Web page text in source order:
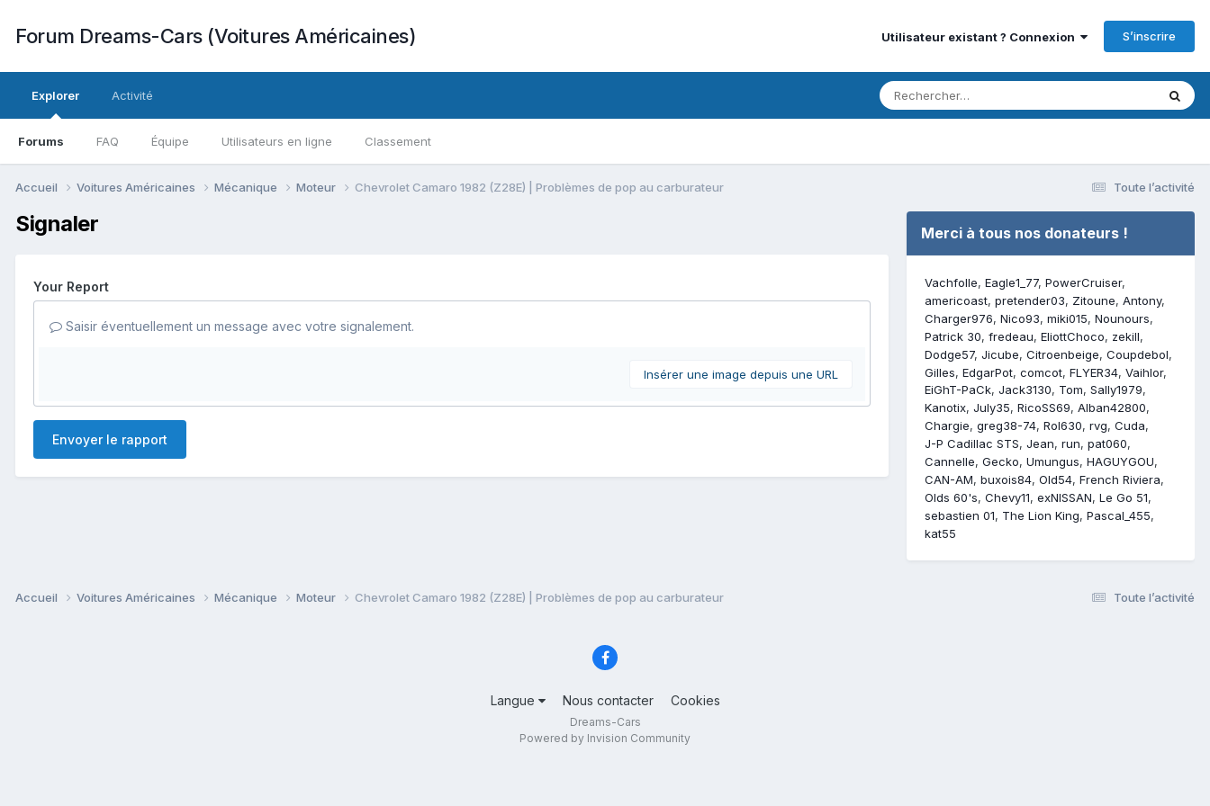
Forum Dreams-Cars (Voitures Américaines) Utilisateur existant ? Connexion S’inscrire
Explorer
Forums FAQ Équipe Utilisateurs en ligne Classement
Activité
Toute l’activité
Accueil Voitures Américaines Mécanique Moteur Chevrolet Camaro 1982 (Z28E) | Problèmes de pop au carburateur
Signaler
Your Report
Saisir éventuellement un message avec votre signalement.
Insérer une image depuis une URL
Envoyer le rapport
Merci à tous nos donateurs !
Vachfolle Eagle1_77 PowerCruiser
americoast pretender03 Zitoune Antony
Charger976 Nico93 miki015 Nounours
Patrick 30 fredeau EliottChoco
zekill
Dodge57 Jicube Citroenbeige Coupdebol
Gilles EdgarPot comcot FLYER34 Vaihlor
EiGhT-PaCk Jack3130 Tom Sally1979
Kanotix July35 RicoSS69 Alban42800
Chargie greg38-74 Rol630 rvg Cuda
J-P Cadillac STS Jean run pat060
Cannelle Gecko Umungus HAGUYGOU
CAN-AM buxois84 Old54 French Riviera
Olds 60's Chevy11 exNISSAN Le Go 51
sebastien 01
The Lion King Pascal_455
kat55
Toute l’activité
Accueil Voitures Américaines Mécanique Moteur Chevrolet Camaro 1982 (Z28E) | Problèmes de pop au carburateur
Langue Nous contacter Cookies
Dreams-Cars
Powered by Invision Community